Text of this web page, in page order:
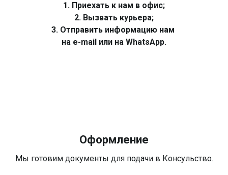
1. Приехать к нам в офис;
2. Вызвать курьера;
3. Отправить информацию нам
на e-mail или на WhatsApp.
Оформление
Мы готовим документы для подачи в Консульство.